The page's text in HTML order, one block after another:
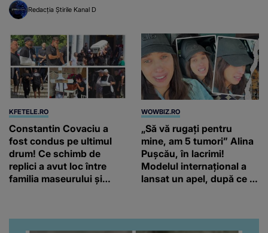
Redacția Știrile Kanal D
KFETELE.RO
Constantin Covaciu a
fost condus pe ultimul
drum! Ce schimb de
replici a avut loc între
familia maseurului și
obrazul.”
WOWBIZ.RO
„Să vă rugați pentru
mine, am 5 tumori” Alina
Pușcău, în lacrimi!
Modelul internațional a
lansat un apel, după ce a